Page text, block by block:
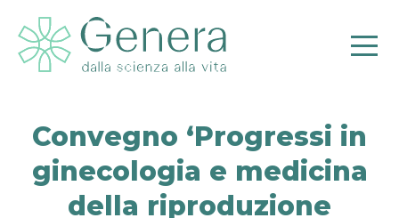
Convegno ‘Progressi in
ginecologia e medicina
della riproduzione